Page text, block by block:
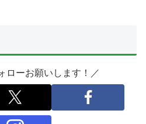
ローお願いします！／